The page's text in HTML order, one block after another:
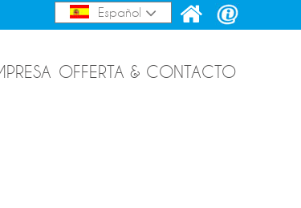
Español
OFFERTA & CONTACTO